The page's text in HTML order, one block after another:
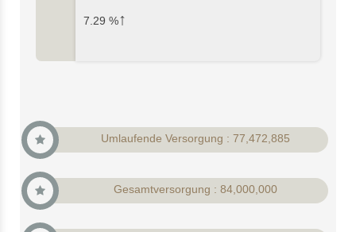
7.29 %↑
Umlaufende Versorgung : 77,472,885
Gesamtversorgung : 84,000,000